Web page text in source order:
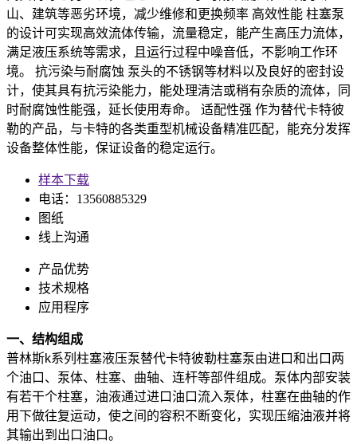
山、建筑等恶劣环境，减少维修和更换频率 高效性能 柱塞泵
的设计可实现高效流体传输，流量稳定，能产生高压力流体，
满足液压系统等需求，且运行过程中噪音低，不影响工作环
境。 抗污染与耐腐蚀 泵头的不锈钢等材料以及良好的密封设
计，使其具有抗污染能力，能处理清洁或稍有杂质的流体，同
时耐腐蚀性能强，延长使用寿命。 适配性强 作为替代卡特彼
勒的产品，与卡特的各类重型机械设备精准匹配，能充分发挥
设备整体性能，保证设备的稳定运行。
样本下载
电话：13560885329
图纸
线上沟通
产品优势
技术规格
应用程序
一、结构组成
普林斯k系列柱塞液压泵替代卡特彼勒柱塞泵由进口和出口两
个油口、泵体、柱塞、曲轴、连杆等部件组成。泵体内部安装
有若干个柱塞，油液通过进口油口流入泵体，柱塞在曲轴的作
用下做往复运动，使之间的容积不断变化，实现压缩油液并将
其输出到出口油口。